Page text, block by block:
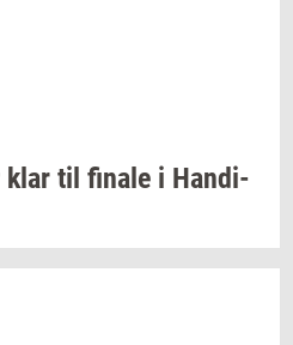
klar til fi­na­le i Han­di­